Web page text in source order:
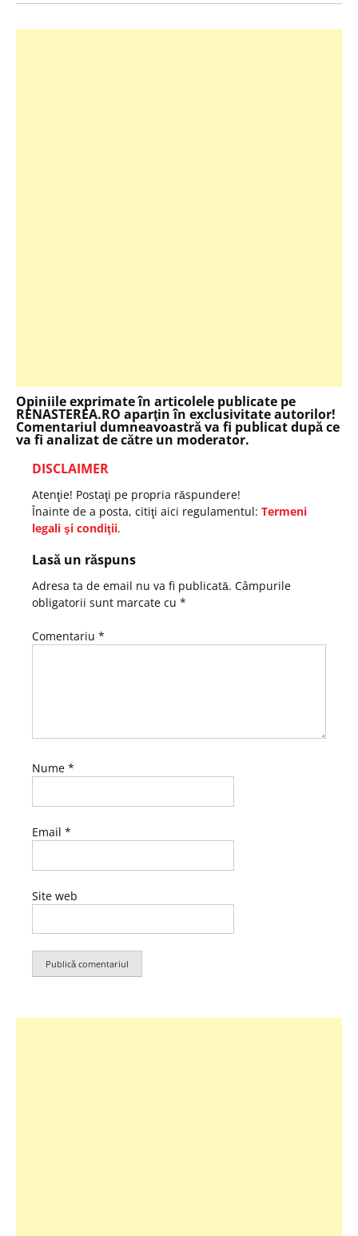
Opiniile exprimate în articolele publicate pe
RENASTEREA.RO aparţin în exclusivitate autorilor!
Comentariul dumneavoastră va fi publicat după ce
va fi analizat de către un moderator.
DISCLAIMER
Atenţie! Postaţi pe propria răspundere!
Înainte de a posta, citiţi aici regulamentul: Termeni
legali şi condiţii.
Lasă un răspuns
Adresa ta de email nu va fi publicată. Câmpurile
obligatorii sunt marcate cu *
Comentariu *
Nume *
Email *
Site web